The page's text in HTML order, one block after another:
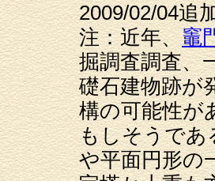
2009/02/04追
注：近年、竈
掘調査調査、
礎石建物跡が
構の可能性が
もしそうであ
や平面円形の